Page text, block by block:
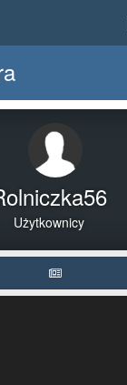
Użytkownicy